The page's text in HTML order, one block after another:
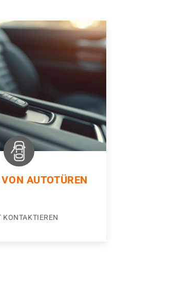
AUTOTÜREN
KONTAKTIEREN